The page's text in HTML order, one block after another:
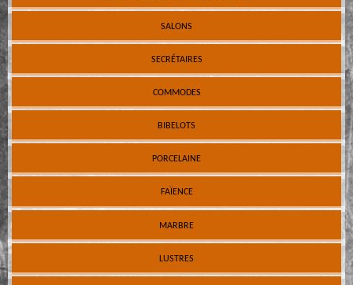
SALONS
SECRÉTAIRES
COMMODES
BIBELOTS
PORCELAINE
FAÏENCE
MARBRE
LUSTRES